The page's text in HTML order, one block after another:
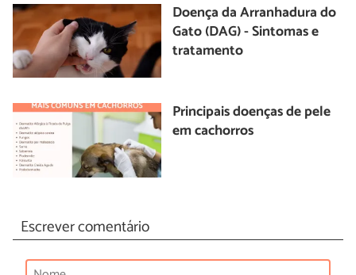
Doença da Arranhadura do
Gato (DAG) - Sintomas e
tratamento
Principais doenças de pele
em cachorros
Escrever comentário